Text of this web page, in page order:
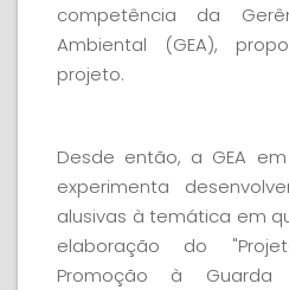
competência da
Ambiental (GEA),
projeto.
Desde então, a GEA
experimenta
alusivas à temática em
elaboração do
Promoção à Guarda